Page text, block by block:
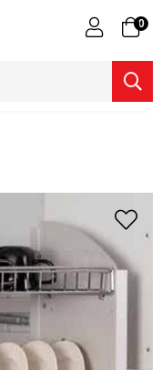
0